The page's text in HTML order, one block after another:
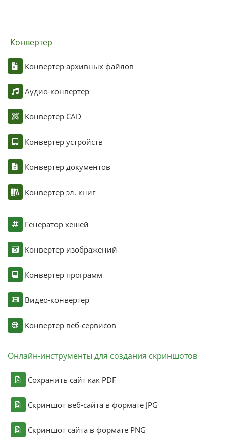
Конвертер
Конвертер архивных файлов
Аудио-конвертер
Конвертер CAD
Конвертер устройств
Конвертер документов
Конвертер эл. книг
Генератор хешей
Конвертер изображений
Конвертер программ
Видео-конвертер
Конвертер веб-сервисов
Онлайн-инструменты для создания скриншотов
Сохранить сайт как PDF
Скриншот веб-сайта в формате JPG
Скриншот сайта в формате PNG